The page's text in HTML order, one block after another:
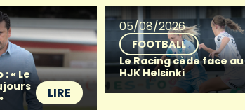
« Le
LIRE
05/08/2026
FOOTBALL
Le Racing cède face au
HJK Helsinki